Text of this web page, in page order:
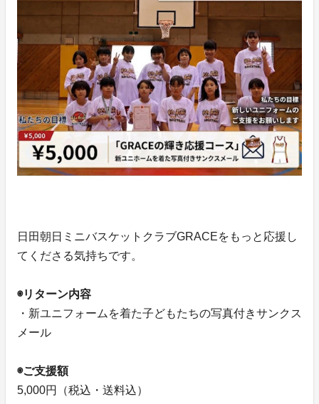
日田朝日ミニバスケットクラブGRACEをもっと応援し
てくださる気持ちです。
◉リターン内容
・新ユニフォームを着た子どもたちの写真付きサンクス
メール
◉ご支援額
5,000円（税込・送料込）